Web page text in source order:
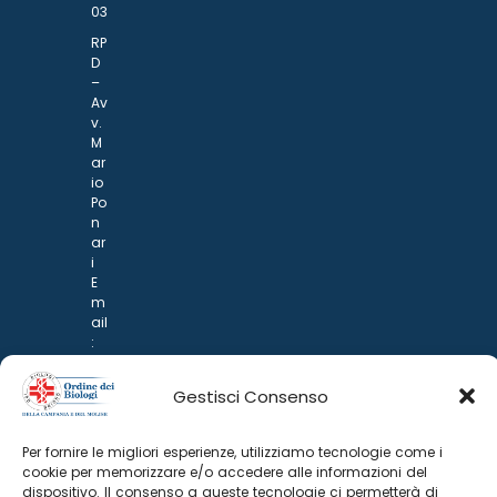
Gestisci Consenso
Per fornire le migliori esperienze, utilizziamo tecnologie come i
cookie per memorizzare e/o accedere alle informazioni del
dispositivo. Il consenso a queste tecnologie ci permetterà di
03
RP
D
–
Av
v.
M
ar
io
Po
n
ar
i
E
m
ail
:
d
@
p
n
ar